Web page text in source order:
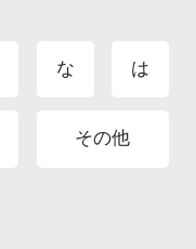
な は
その他